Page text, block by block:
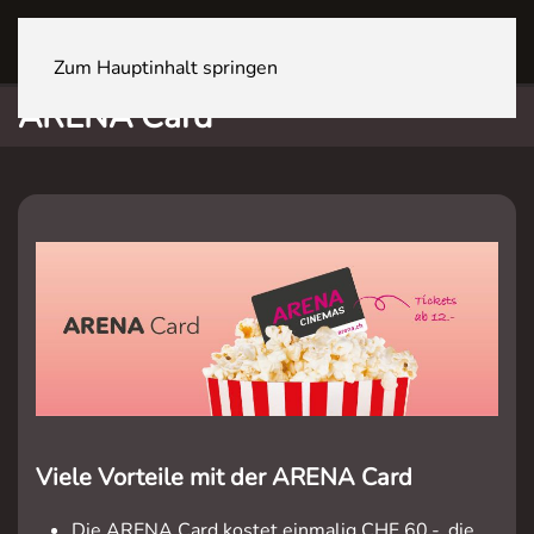
Zum Hauptinhalt springen
ARENA Card
Viele Vorteile mit der ARENA Card